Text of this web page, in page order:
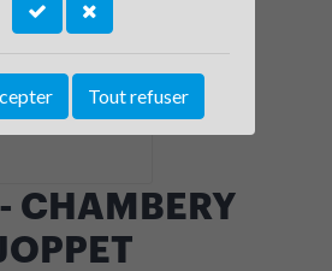
CHAMBERY
Tout refuser